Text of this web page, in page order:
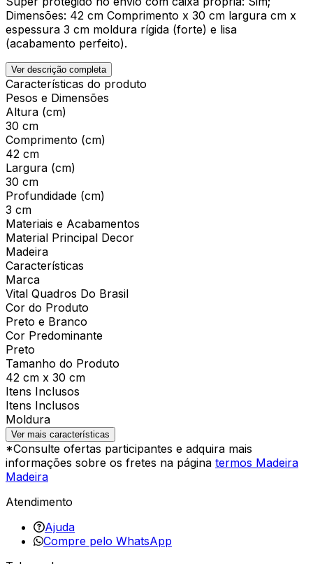
Dimensões: 42 cm Comprimento x 30 cm largura cm x
espessura 3 cm moldura rígida (forte) e lisa
(acabamento perfeito).
Ver descrição completa
Características do produto
Pesos e Dimensões
Altura (cm)
30 cm
Comprimento (cm)
42 cm
Largura (cm)
30 cm
Profundidade (cm)
3 cm
Materiais e Acabamentos
Material Principal Decor
Madeira
Características
Marca
Vital Quadros Do Brasil
Cor do Produto
Preto e Branco
Cor Predominante
Preto
Tamanho do Produto
42 cm x 30 cm
Itens Inclusos
Itens Inclusos
Moldura
Ver mais características
*Consulte ofertas participantes e adquira mais
informações sobre os fretes na página termos Madeira
Madeira
Atendimento
Ajuda
Compre pelo WhatsApp